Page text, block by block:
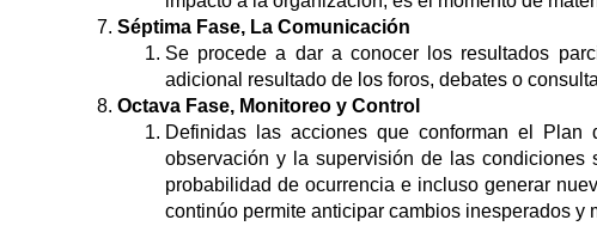
Séptima Fase, La Comunicación
Se procede a dar a conocer los resultados
adicional resultado de los foros, debates o
Octava Fase, Monitoreo y Control
Definidas las acciones que conforman el
observación y la supervisión de las condiciones
probabilidad de ocurrencia e incluso generar
continúo permite anticipar cambios inesperados y